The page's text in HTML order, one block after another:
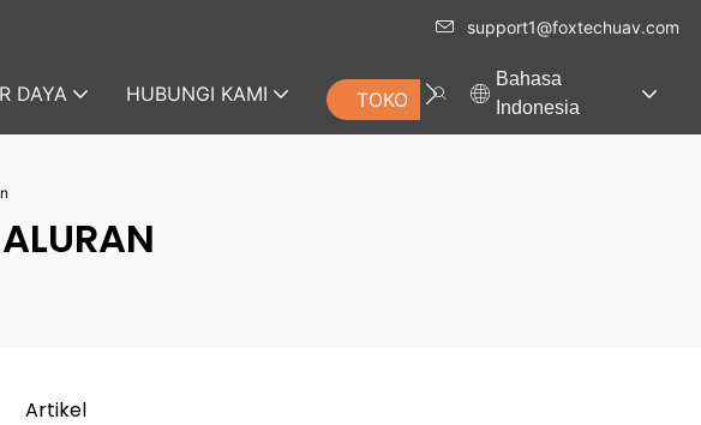
support1@foxtechuav.com
DAYA HUBUNGI KAMI TOKO
Bahasa
Indonesia
Artikel